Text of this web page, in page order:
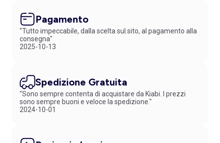
Pagamento
"Tutto impeccabile, dalla scelta sul.sito, al pagamento alla
consegna"
2025-10-13
Spedizione Gratuita
"Sono sempre contenta di acquistare da Kiabi. I prezzi
sono sempre buoni e veloce la spedizione."
2024-10-01